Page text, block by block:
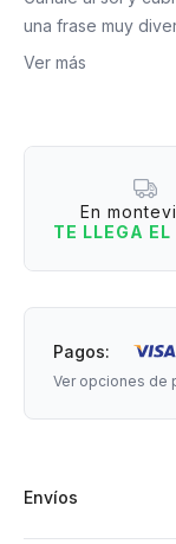
una frase muy
Material: Felpa y
Ver más
En
TE LLEGA EL
Pagos:
Ver opciones de
Envíos